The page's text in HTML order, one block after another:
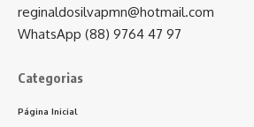
reginaldosilvapmn@hotmail.com
WhatsApp (88) 9764 47 97
Categorias
Página Inicial